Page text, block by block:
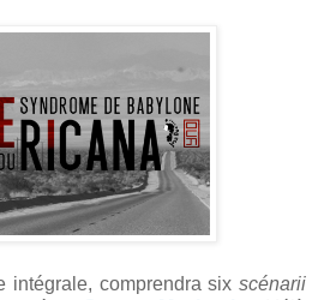
intégrale, comprendra six scénarii